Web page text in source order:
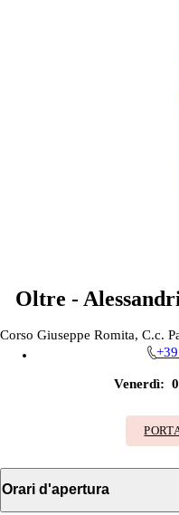
Oltre -
Corso Giuseppe Romita, C.c.
Venerdì:
Orari d'apertura